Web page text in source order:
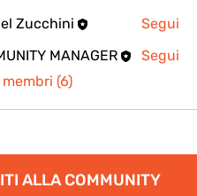
Zucchini
Segui
MANAGER
Segui
(6)
ALLA COMMUNITY